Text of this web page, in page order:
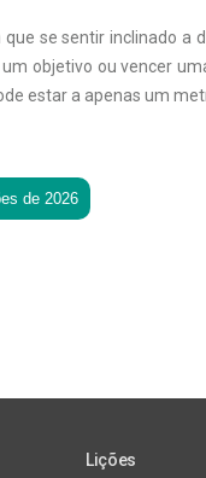
se sentir inclinado a
objetivo ou vencer
estar a apenas um
de 2026
Lições